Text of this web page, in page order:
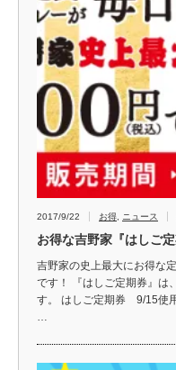
2017/9/22 お得, ニュース
お得な吉野家『はしご
吉野家の史上最大にお得な
です！ 『はしご定期券』は
す。 はしご定期券 9/15使
…